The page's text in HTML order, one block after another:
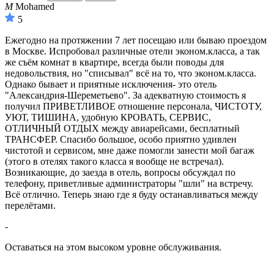
MMohamed
5
Ежегодно на протяжении 7 лет посещаю или бываю проездом
в Москве. Испробовал различные отели эконом.класса, а так
же съём комнат в квартире, всегда были поводы для
недовольствия, но "списывал" всё на то, что эконом.класса.
Однако бывает и приятные исключения- это отель
"Александрия-Шереметьево". За адекватную стоимость я
получил ПРИВЕТЛИВОЕ отношение персонала, ЧИСТОТУ,
УЮТ, ТИШИНА, удобную КРОВАТЬ, СЕРВИС,
ОТЛИЧНЫЙ ОТДЫХ между авиарейсами, бесплатный
ТРАНСФЕР. Спасибо большое, особо приятно удивлен
чистотой и сервисом, мне даже помогли занести мой багаж
(этого в отелях такого класса я вообще не встречал).
Возникающие, до заезда в отель, вопросы обсуждал по
телефону, приветливые администраторы "шли" на встречу.
Всё отлично. Теперь знаю где я буду останавливаться между
перелётами.
-
Оставаться на этом высоком уровне обслуживания.